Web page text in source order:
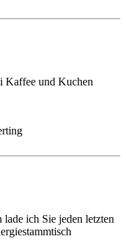
Kaffee und Kuchen
ich Sie jeden letzten